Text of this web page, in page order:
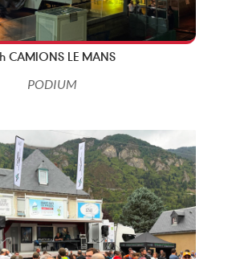
CAMIONS LE MANS
PODIUM